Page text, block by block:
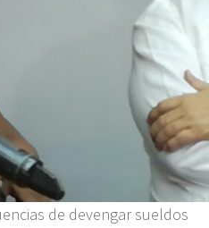
de devengar sueldos